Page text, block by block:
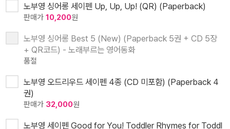
노부영 싱어롱 세이펜 Up, Up, Up! (QR) (Paperback)
판매가 10,200원
노부영 싱어롱 Best 5 (New) (Paperback 5권 + CD 5장
+ QR코드) - 노래부르는 영어동화
품절
노부영 오드리우드 세이펜 4종 (CD 미포함) (Paperback 4
권)
판매가 32,000원
노부영 세이펜 Good for You! Toddler Rhymes for Toddl